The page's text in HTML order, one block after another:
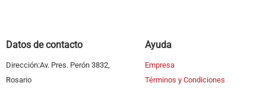
Datos de contacto
Dirección:Av. Pres. Perón 3832,
Rosario
Ayuda
Empresa
Términos y Condiciones